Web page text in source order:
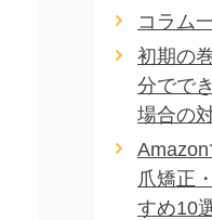
コラム
初期の
分でで
場合の
爪矯正
すめ10